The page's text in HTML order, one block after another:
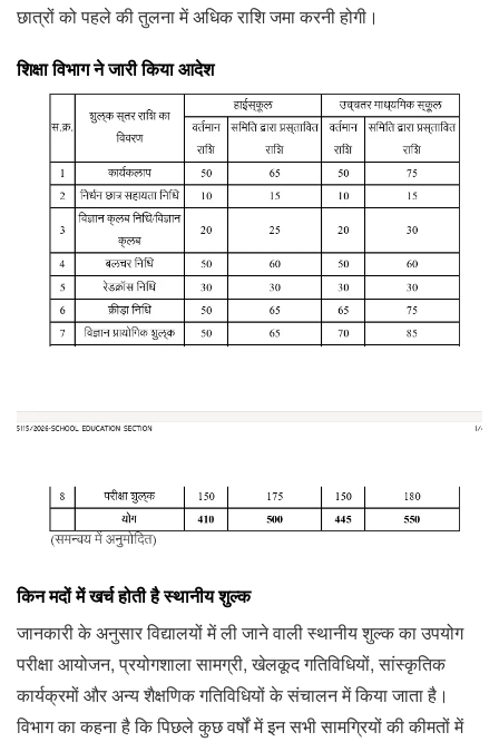
छात्रों को पहले की तुलना में अधिक राशि जमा करनी होगी।
शिक्षा विभाग ने जारी किया आदेश
किन मदों में खर्च होती है स्थानीय शुल्क
जानकारी के अनुसार विद्यालयों में ली जाने वाली स्थानीय शुल्क का उपयोग
परीक्षा आयोजन, प्रयोगशाला सामग्री, खेलकूद गतिविधियों, सांस्कृतिक
कार्यक्रमों और अन्य शैक्षणिक गतिविधियों के संचालन में किया जाता है।
विभाग का कहना है कि पिछले कुछ वर्षों में इन सभी सामग्रियों की कीमतों में